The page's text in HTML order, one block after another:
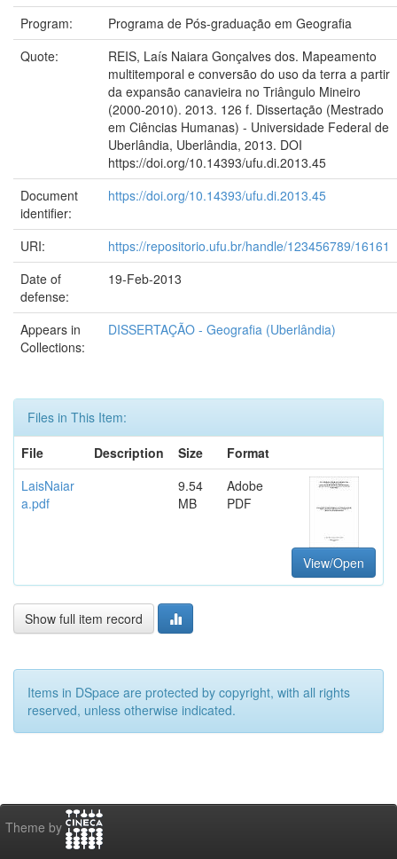
Program:
Programa de Pós-graduação em Geografia
Quote:
REIS, Laís Naiara Gonçalves dos. Mapeamento
multitemporal e conversão do uso da terra a partir
da expansão canavieira no Triângulo Mineiro
(2000-2010). 2013. 126 f. Dissertação (Mestrado
em Ciências Humanas) - Universidade Federal de
Uberlândia, Uberlândia, 2013. DOI
https://doi.org/10.14393/ufu.di.2013.45
Document
identifier:
https://doi.org/10.14393/ufu.di.2013.45
URI:
https://repositorio.ufu.br/handle/123456789/16161
Date of
defense:
19-Feb-2013
Appears in
Collections:
DISSERTAÇÃO - Geografia (Uberlândia)
Files in This Item:
File
Description Size
Format
LaisNaiar
a.pdf
9.54
MB
Adobe
PDF
View/Open
Show full item record
Items in DSpace are protected by copyright, with all rights
reserved, unless otherwise indicated.
Theme by